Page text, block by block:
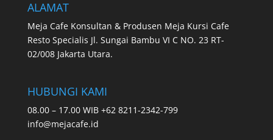
ALAMAT
Meja Cafe Konsultan & Produsen Meja Kursi Cafe
Resto Specialis Jl. Sungai Bambu VI C NO. 23 RT-
02/008 Jakarta Utara.
HUBUNGI KAMI
08.00 – 17.00 WIB +62 8211-2342-799
info@mejacafe.id